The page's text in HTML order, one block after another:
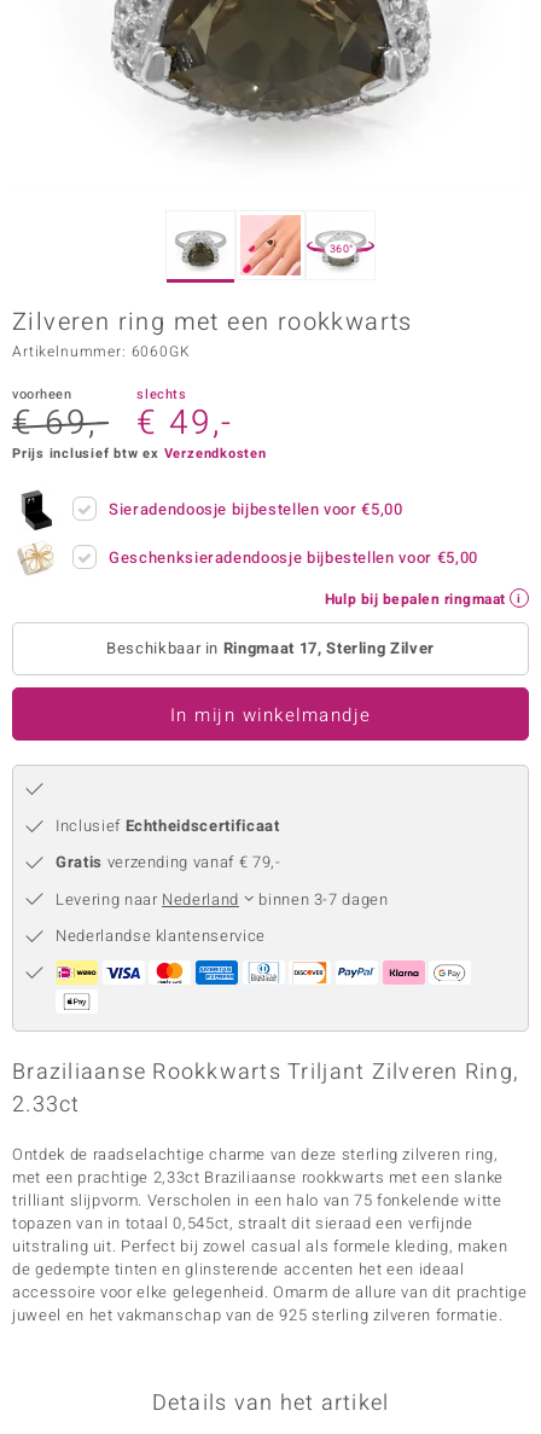
in Italy
Collection
360°
Zilveren ring met een rookkwarts
Artikelnummer: 6060GK
voorheen
€ 69,-
slechts
€ 49,-
Prijs inclusief btw ex Verzendkosten
Sieradendoosje bijbestellen voor€5,00
Geschenksieradendoosje bijbestellen voor €5,00
Hulp bij bepalen ringmaat
Beschikbaar in Ringmaat 17, Sterling Zilver
In mijn winkelmandje
Inclusief Echtheidscertificaat
Gratis verzending vanaf € 79,-
Levering naar Nederland
binnen 3-7 dagen
Nederlandse klantenservice
Braziliaanse Rookkwarts Triljant Zilveren Ring,
2.33ct
Ontdek de raadselachtige charme van deze sterling zilveren ring,
met een prachtige 2,33ct Braziliaanse rookkwarts met een slanke
trilliant slijpvorm. Verscholen in een halo van 75 fonkelende witte
topazen van in totaal 0,545ct, straalt dit sieraad een verfijnde
uitstraling uit. Perfect bij zowel casual als formele kleding, maken
de gedempte tinten en glinsterende accenten het een ideaal
accessoire voor elke gelegenheid. Omarm de allure van dit prachtige
juweel en het vakmanschap van de 925 sterling zilveren formatie.
Details van het artikel